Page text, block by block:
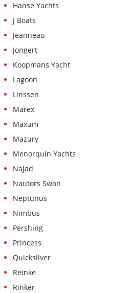
Hanse Yachts
J Boats
Jeanneau
Jongert
Koopmans Yacht
Lagoon
Linssen
Marex
Maxum
Mazury
Menorquin Yachts
Najad
Nautors Swan
Neptunus
Nimbus
Pershing
Princess
Quicksilver
Reinke
Rinker